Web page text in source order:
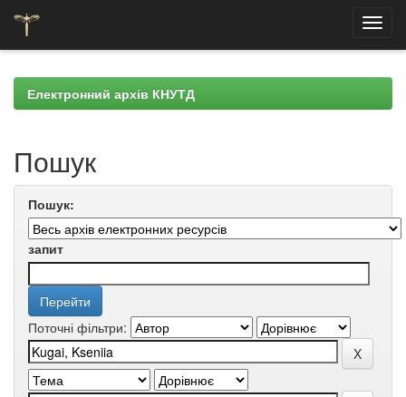
navigationЕлектронний архів КНУТД
Пошук
Пошук:
запит
Поточні фільтри: